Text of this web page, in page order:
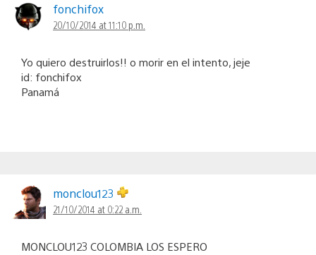
fonchifox
20/10/2014 at 11:10 p.m.
Yo quiero destruirlos!! o morir en el intento, jeje
id: fonchifox
Panamá
monclou123
21/10/2014 at 0:22 a.m.
MONCLOU123 COLOMBIA LOS ESPERO